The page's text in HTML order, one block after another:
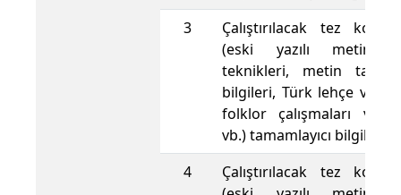
3
Çalıştırılacak tez
(eski yazılı
teknikleri, metin
bilgileri, Türk lehçe ve
folklor çalışmaları ve
vb.) tamamlayıcı bilgiler
4
Çalıştırılacak tez